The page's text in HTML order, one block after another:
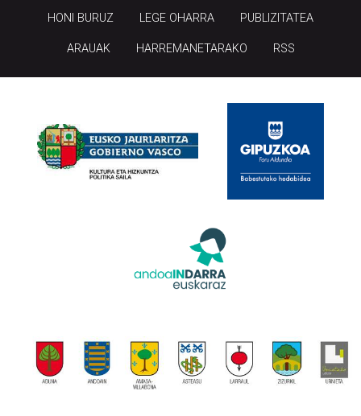
HONI BURUZ LEGE OHARRA PUBLIZITATEA
ARAUAK HARREMANETARAKO RSS